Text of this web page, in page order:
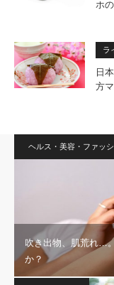
ホ
ラ
日
方
ヘルス・美容・ファッ
吹き出物、肌荒れ…
か？